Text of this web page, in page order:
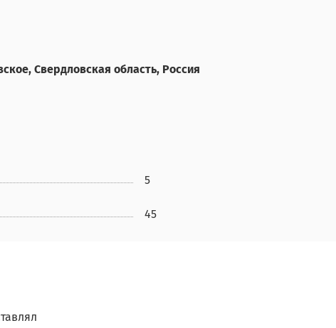
Свердловская область, Россия
5
45